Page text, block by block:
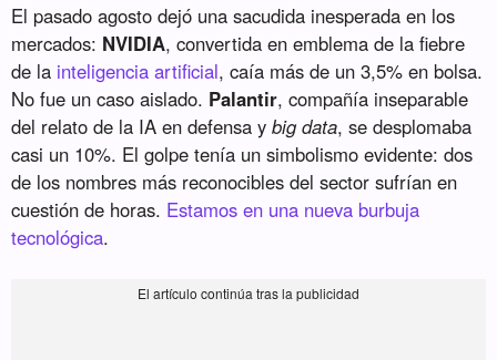
El pasado agosto dejó una sacudida inesperada en los
mercados: NVIDIA, convertida en emblema de la fiebre
de la inteligencia artificial, caía más de un 3,5% en bolsa.
No fue un caso aislado. Palantir, compañía inseparable
del relato de la IA en defensa ybig data, se desplomaba
casi un 10%. El golpe tenía un simbolismo evidente: dos
de los nombres más reconocibles del sector sufrían en
cuestión de horas. Estamos en una nueva burbuja
tecnológica.